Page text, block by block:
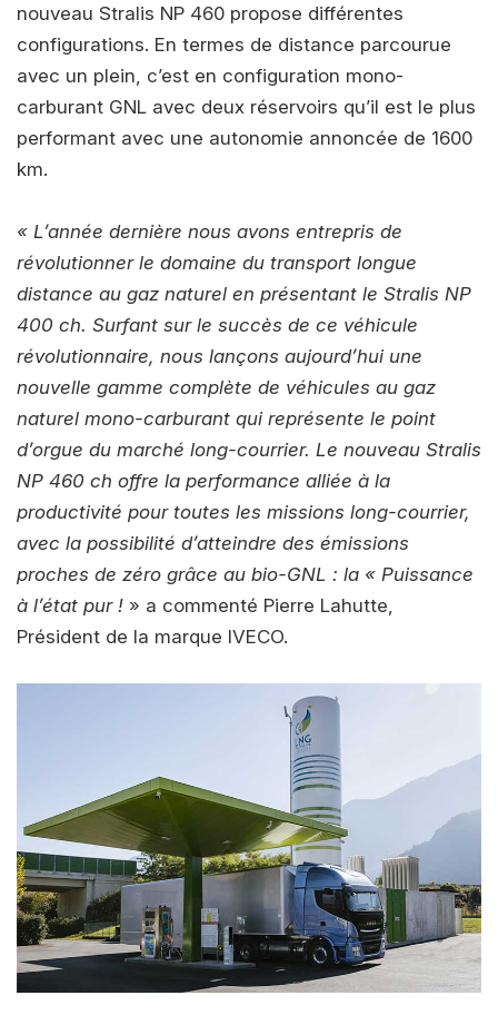
nouveau Stralis NP 460 propose différentes
configurations. En termes de distance parcourue
avec un plein, c’est en configuration mono-
carburant GNL avec deux réservoirs qu’il est le plus
performant avec une autonomie annoncée de 1600
km.
« L’année dernière nous avons entrepris de
révolutionner le domaine du transport longue
distance au gaz naturel en présentant le Stralis NP
400 ch. Surfant sur le succès de ce véhicule
révolutionnaire, nous lançons aujourd’hui une
nouvelle gamme complète de véhicules au gaz
naturel mono-carburant qui représente le point
d’orgue du marché long-courrier. Le nouveau Stralis
NP 460 ch offre la performance alliée à la
productivité pour toutes les missions long-courrier,
avec la possibilité d’atteindre des émissions
proches de zéro grâce au bio-GNL : la « Puissance
à l’état pur ! » a commenté Pierre Lahutte,
Président de la marque IVECO.